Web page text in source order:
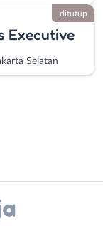
Executive
Selatan
ditutup
Telegram